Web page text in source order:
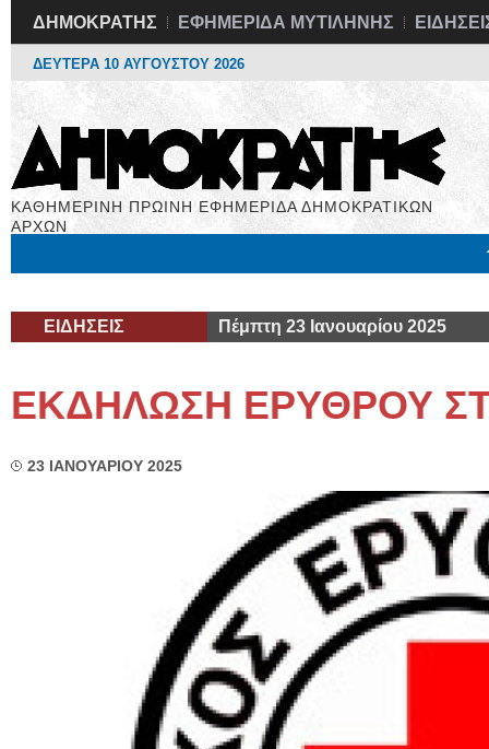
ΔΗΜΟΚΡΑΤΗΣ ΕΦΗΜΕΡΙΔΑ ΜΥΤΙΛΗΝΗΣ
ΔΕΥΤΕΡΑ 10 ΑΥΓΟΥΣΤΟΥ 2026
ΚΑΘΗΜΕΡΙΝΗ ΠΡΩΙΝΗ ΕΦΗΜΕΡΙΔΑ ΔΗΜΟΚΡΑΤΙΚΩΝ
ΑΡΧΩΝ
ΕΙΔΗΣΕΙΣ Πέμπτη 23 Ιανουαρίου 2025
ΕΚΔΗΛΩΣΗ ΕΡΥΘΡΟΥ
23 ΙΑΝΟΥΑΡΙΟΥ 2025